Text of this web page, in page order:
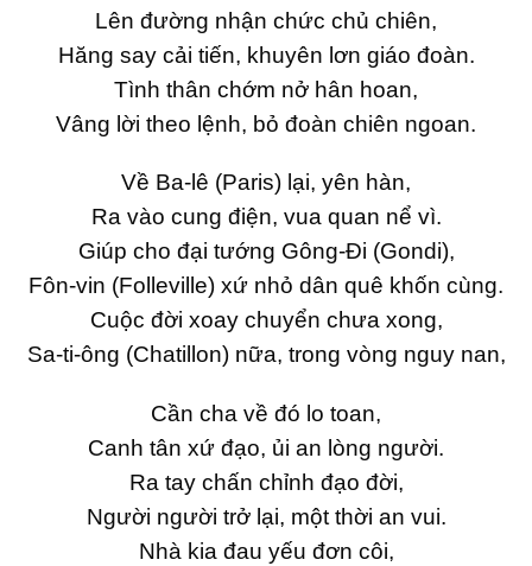
Lên đường nhận chức chủ chiên,
Hăng say cải tiến, khuyên lơn giáo đoàn.
Tình thân chớm nở hân hoan,
Vâng lời theo lệnh, bỏ đoàn chiên ngoan.
Về Ba-lê (Paris) lại, yên hàn,
Ra vào cung điện, vua quan nể vì.
Giúp cho đại tướng Gông-Đi (Gondi),
Fôn-vin (Folleville) xứ nhỏ dân quê khốn cùng.
Cuộc đời xoay chuyển chưa xong,
Sa-ti-ông (Chatillon) nữa, trong vòng nguy nan,
Cần cha về đó lo toan,
Canh tân xứ đạo, ủi an lòng người.
Ra tay chấn chỉnh đạo đời,
Người người trở lại, một thời an vui.
Nhà kia đau yếu đơn côi,